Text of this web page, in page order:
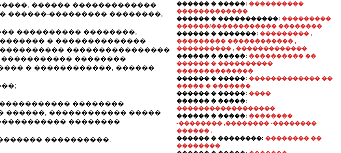
������ �������������
������-��������� ��������,
���������� ��������,
� ��������������
����������������
����������� ��������
� ������������, ������
��������
������, ������������ �����
��������
����������.
������ � �����: ����������
�������������
������ � �����������: ���������
������/������������ ��������
������ � �������: ��������� ,
��������� ������������ ,
���������� , �������������
������ � �����: ���������� ��
������ � ����������
��������������
������ � �����: ������������� ��
����� � �������
������ � �����: ����
������ � �����:
������������������
������ � �����: ��������
-�������� ,�������� -��������
������ .
������ � ��������: �������� ��
��������